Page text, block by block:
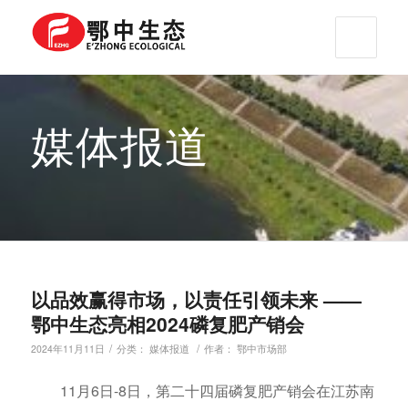
媒体报道
以品效赢得市场，以责任引领未来 ——
鄂中生态亮相2024磷复肥产销会
2024年11月11日 / 分类： 媒体报道 / 作者： 鄂中市场部
11月6日-8日，第二十四届磷复肥产销会在江苏南